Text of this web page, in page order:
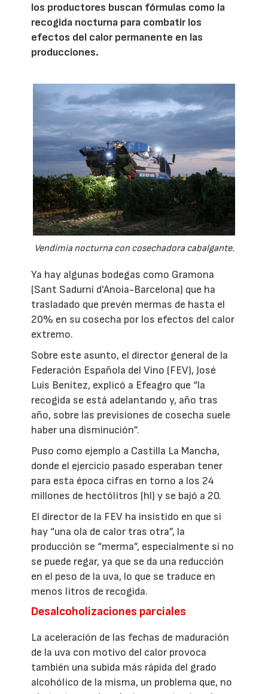
los productores buscan fórmulas como la
recogida nocturna para combatir los
efectos del calor permanente en las
producciones.
Vendimia nocturna con cosechadora cabalgante.
Ya hay algunas bodegas como Gramona
(Sant Sadurní d'Anoia-Barcelona) que ha
trasladado que prevén mermas de hasta el
20% en su cosecha por los efectos del calor
extremo.
Sobre este asunto, el director general de la
Federación Española del Vino (FEV), José
Luis Benítez, explicó a Efeagro que “la
recogida se está adelantando y, año tras
año, sobre las previsiones de cosecha suele
haber una disminución”.
Puso como ejemplo a Castilla La Mancha,
donde el ejercicio pasado esperaban tener
para esta época cifras en torno a los 24
millones de hectólitros (hl) y se bajó a 20.
El director de la FEV ha insistido en que si
hay “una ola de calor tras otra”, la
producción se “merma”, especialmente si no
se puede regar, ya que se da una reducción
en el peso de la uva, lo que se traduce en
menos litros de recogida.
Desalcoholizaciones parciales
La aceleración de las fechas de maduración
de la uva con motivo del calor provoca
también una subida más rápida del grado
alcohólico de la misma, un problema que, no